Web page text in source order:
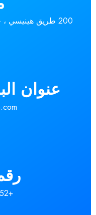
200 طريق هينيسي ، جناح 603 وان تشاي ، هونج كونج
عنوان
+852 5801 5055